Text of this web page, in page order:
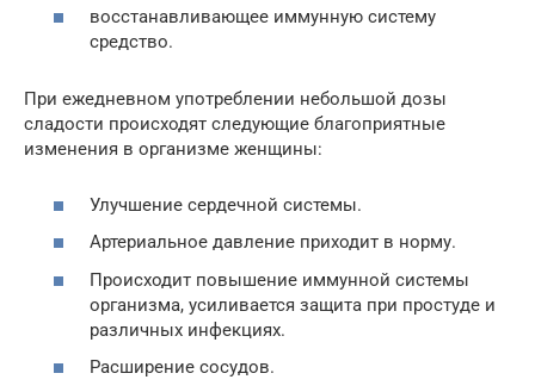
восстанавливающее иммунную систему
средство.
При ежедневном употреблении небольшой дозы
сладости происходят следующие благоприятные
изменения в организме женщины:
Улучшение сердечной системы.
Артериальное давление приходит в норму.
Происходит повышение иммунной системы
организма, усиливается защита при простуде и
различных инфекциях.
Расширение сосудов.